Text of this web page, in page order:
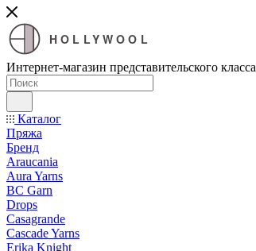
HOLLYWOOL
Интернет-магазин представительского класса
Каталог
Пряжа
Бренд
Araucania
Aura Yarns
BC Garn
Drops
Casagrande
Cascade Yarns
Erika Knight